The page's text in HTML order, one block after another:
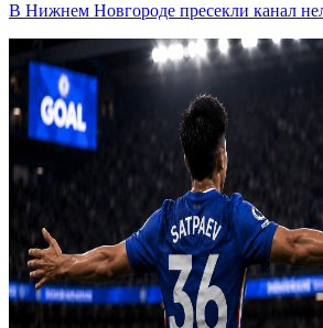
В Нижнем Новгороде пресекли канал